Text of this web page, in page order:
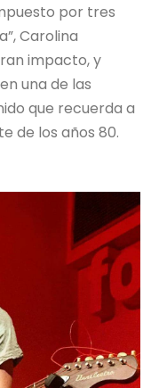
por tres
Carolina
impacto, y
una de las
que recuerda a
de los años 80.